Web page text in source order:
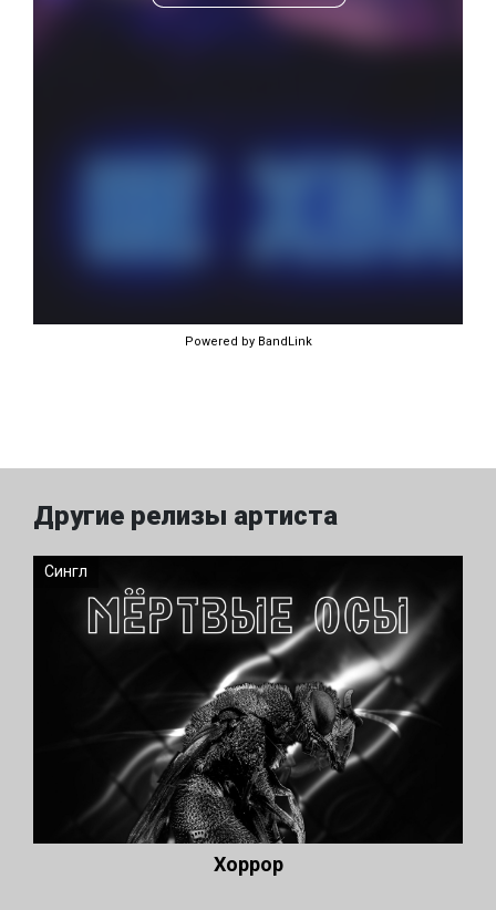
Powered by BandLink
Другие релизы артиста
Сингл
Хоррор